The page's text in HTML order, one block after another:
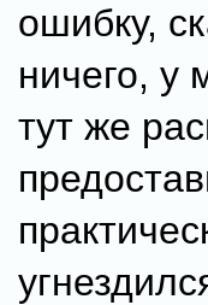
ошибку,
ничего, у
тут же